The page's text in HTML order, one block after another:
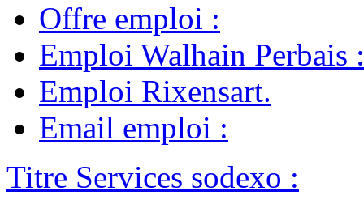
Offre emploi :
Emploi Walhain Perbais :
Emploi Rixensart.
Email emploi :
Titre Services sodexo :